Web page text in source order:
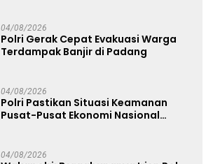
04/08/2026
Polri Gerak Cepat Evakuasi Warga
Terdampak Banjir di Padang
04/08/2026
Polri Pastikan Situasi Keamanan
Pusat-Pusat Ekonomi Nasional
04/08/2026